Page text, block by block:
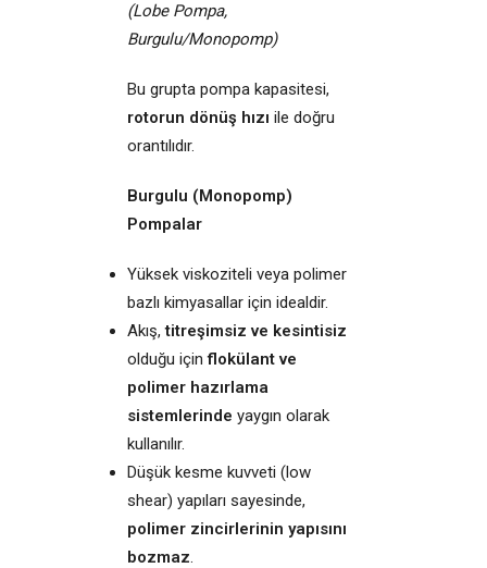
(Lobe Pompa,
Burgulu/Monopomp)
Bu grupta pompa kapasitesi,
rotorun dönüş hızı ile doğru
orantılıdır.
Burgulu (Monopomp)
Pompalar
Yüksek viskoziteli veya polimer
bazlı kimyasallar için idealdir.
Akış,titreşimsiz ve kesintisiz
olduğu içinflokülant ve
polimer hazırlama
sistemlerinde yaygın olarak
kullanılır.
Düşük kesme kuvveti (low
shear) yapıları sayesinde,
polimer zincirlerinin yapısını
bozmaz.